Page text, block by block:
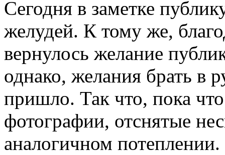
Сегодня в заметке
желудей. К тому же,
вернулось желание
однако, желания брать в
пришло. Так что, пока
фотографии, отснятые
аналогичном потеплении.